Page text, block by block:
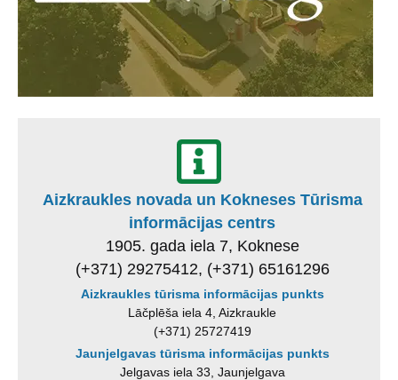
Aizkraukles novada un Kokneses Tūrisma
informācijas centrs
1905. gada iela 7, Koknese
(+371) 29275412, (+371) 65161296
Aizkraukles tūrisma informācijas punkts
Lāčplēša iela 4, Aizkraukle
(+371) 25727419
Jaunjelgavas tūrisma informācijas punkts
Jelgavas iela 33, Jaunjelgava